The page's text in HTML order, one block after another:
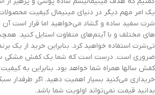
یک امر مهم دیگر در دنیای مینیمال کیفیت
شرت سفید ساده و گشاد می‌خواهید اما قرار است
های مختلف و با آیتم‌های متفاوت استایل کنید.
تی‌شرت استفاده خواهید کرد. بنابراین خرید از یک
ضروری است. درست است که شما یک کفش مشکی
کفش سالها همراه شما خواهد بود. بنابراین به
خریداری می‌کنید بسیار اهمیت دهید. اگر طرفدار
بدانید قیمت نمی‌تواند اولویت شما باشد.